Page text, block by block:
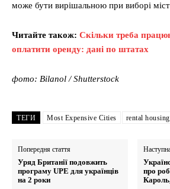
може бути вирішальною при виборі
Читайте також: Скільки треба
оплатити оренду: дані по штатах
фото: Bilanol / Shutterstock
ТЕГИ Most Expensive Cities rental housing
Попередня стаття
Уряд Британії подовжить
програму UPE для українців
на 2 роки
про